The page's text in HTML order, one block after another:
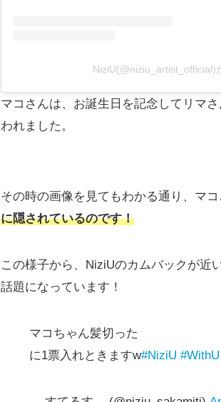
NiziU(@niziu_artist_official)
マコさんは、お誕生日を記念してリマ
われました。
その時の画像を見てもわかる通り、マ
に隠されているのです！
この様子から、NiziUのカムバックが近
話題になっています！
マコちゃん髪切った
に1票入れときますw#NiziU #WithU